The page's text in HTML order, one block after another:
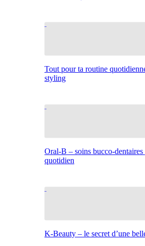
Tout pour ta routine
styling
Oral-B – soins bucco-dentaires
quotidien
K-Beauty – le secret d’une